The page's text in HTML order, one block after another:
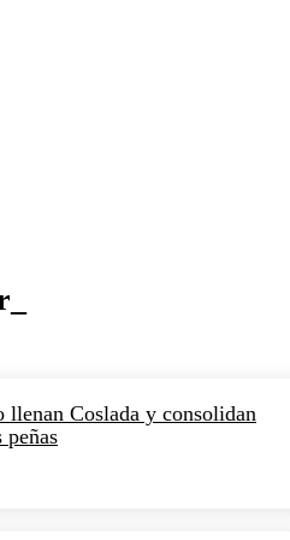
llenan Coslada y consolidan